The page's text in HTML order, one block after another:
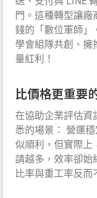
門。這種轉型讓
錢的「數位軍師」
學會組隊共創、擁
量紅利！
比價格更重要
在協助企業評估資
悉的場景： 營運
似順利，但實際上
請越多，效率卻始
比率與重工率反